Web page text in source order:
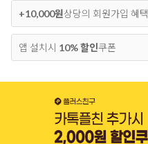
+10,000원상당의 회원가입 혜택
앱 설치시 10% 할인쿠폰